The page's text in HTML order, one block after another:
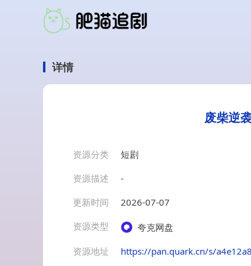
详情
废柴逆
资源分类
短剧
资源描述
-
更新时间
2026-07-07
资源类型
夸克网盘
资源地址
https://pan.quark.cn/s/